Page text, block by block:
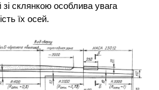
склянкою особлива увага
їх осей.